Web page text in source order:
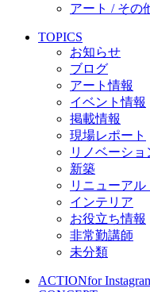
アート / その
TOPICS
お知らせ
ブログ
アート情報
イベント情報
掲載情報
現場レポート
リノベーショ
新築
リニューア
インテリア
お役立ち情報
非常勤講師
未分類
ACTIONfor